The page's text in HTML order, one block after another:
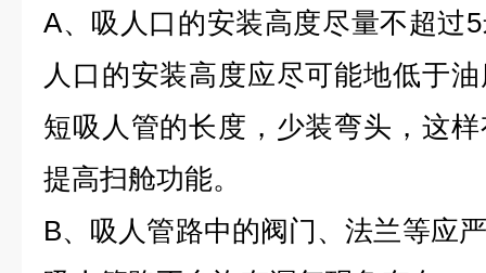
A、吸人口的安装高度尽量不超过
人口的安装高度应尽可能地低于
短吸人管的长度，少装弯头，这
提高扫舱功能。
B、吸人管路中的阀门、法兰等应